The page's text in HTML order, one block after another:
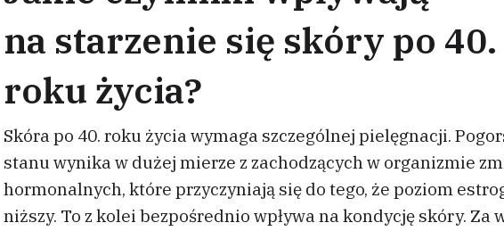
na starzenie się skóry po 40.
roku życia?
Skóra po 40. roku życia wymaga szczególnej pielęgnacji.
stanu wynika w dużej mierze z zachodzących w organizmie
hormonalnych, które przyczyniają się do tego, że poziom
niższy. To z kolei bezpośrednio wpływa na kondycję skóry. Za